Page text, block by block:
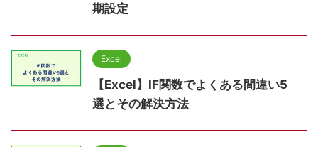
期設定
Excel
【Excel】IF関数でよくある間違い5
選とその解決方法